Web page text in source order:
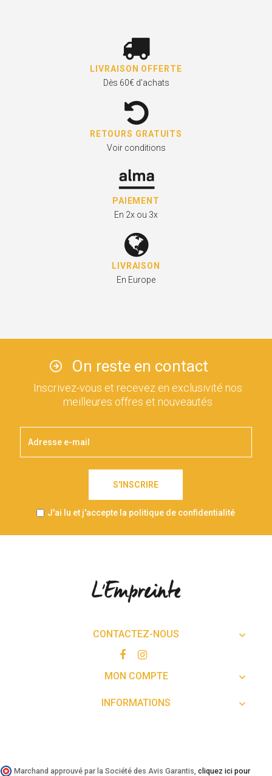
LIVRAISON OFFERTE
Dès 60€ d'achats
RETOURS GRATUITS
Voir conditions
PAIEMENT
En 2x ou 3x
LIVRAISON
En Europe
On reste en contact
Inscrivez-vous et recevez en exclusivité nos
meilleures offres et nouveautés
S'INSCRIRE
J'ai lu et j'accepte la politique de confidentialité
CONTACTEZ-NOUS 
MON COMPTE 
INFORMATIONS 
Marchand approuvé par la Société des Avis Garantis, cliquez ici pour